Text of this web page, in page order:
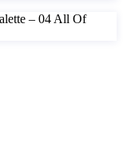
– 04 All Of